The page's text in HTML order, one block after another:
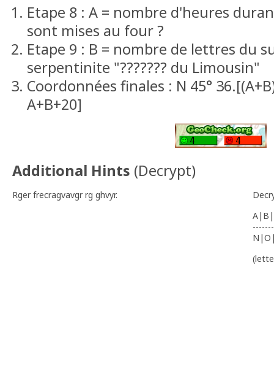
Etape 8 : A = nombre d'heures
sont mises au four ?
Etape 9 : B = nombre de lettres du
serpentinite "??????? du Limousin"
Coordonnées finales : N 45°
A+B+20]
Additional Hints (Decrypt)
Rger frecragvavgr rg ghvyr.